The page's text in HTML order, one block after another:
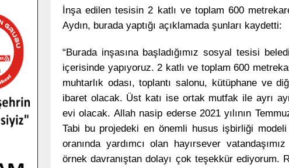
İnşa edilen tesisin 2 katlı ve toplam 600
Aydın, burada yaptığı açıklamada şunları kaydetti:
“Burada inşasına başladığımız sosyal tesisi
içerisinde yapıyoruz. 2 katlı ve toplam 600
muhtarlık odası, toplantı salonu, kütüphane ve
ibaret olacak. Üst katı ise ortak mutfak ile ayrı
evi olacak. Allah nasip ederse 2021 yılının
Tabi bu projedeki en önemli husus işbirliği
oranında yardımcı olan hayırsever
örnek davranıştan dolayı çok teşekkür ediyorum.